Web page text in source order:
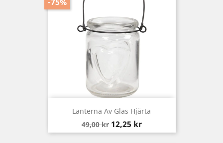
Lanterna Av Glas Hjärta
Baspris
49,00 kr Pris
12,25 kr